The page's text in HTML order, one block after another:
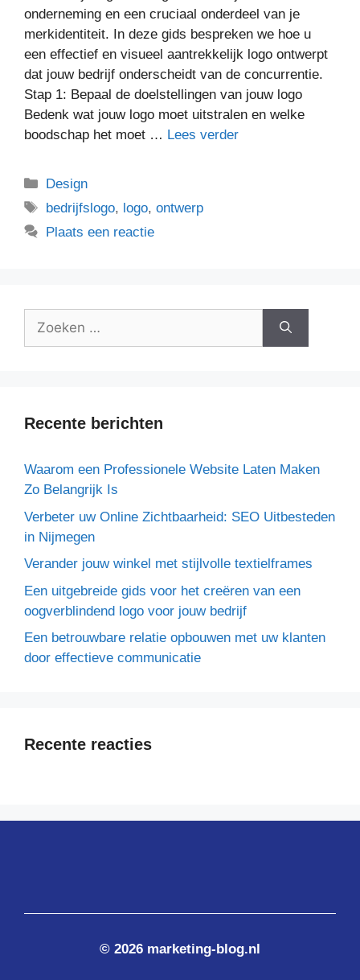
onderneming en een cruciaal onderdeel van je
merkidentiteit. In deze gids bespreken we hoe u
een effectief en visueel aantrekkelijk logo ontwerpt
dat jouw bedrijf onderscheidt van de concurrentie.
Stap 1: Bepaal de doelstellingen van jouw logo
Bedenk wat jouw logo moet uitstralen en welke
boodschap het moet … Lees verder
Design
bedrijfslogo, logo,ontwerp
Plaats een reactie
Recente berichten
Waarom een Professionele Website Laten Maken
Zo Belangrijk Is
Verbeter uw Online Zichtbaarheid: SEO Uitbesteden
in Nijmegen
Verander jouw winkel met stijlvolle textielframes
Een uitgebreide gids voor het creëren van een
oogverblindend logo voor jouw bedrijf
Een betrouwbare relatie opbouwen met uw klanten
door effectieve communicatie
Recente reacties
© 2026 marketing-blog.nl